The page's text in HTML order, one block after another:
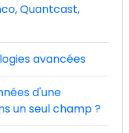
Quantcast,
avancées
d'une
un seul champ ?